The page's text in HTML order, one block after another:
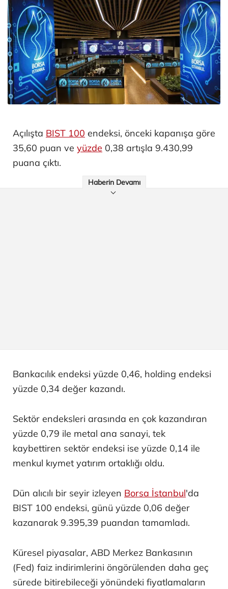
Açılışta BIST 100 endeksi, önceki kapanışa göre
35,60 puan ve yüzde 0,38 artışla 9.430,99
puana çıktı.
Haberin Devamı
Bankacılık endeksi yüzde 0,46, holding endeksi
yüzde 0,34 değer kazandı.
Sektör endeksleri arasında en çok kazandıran
yüzde 0,79 ile metal ana sanayi, tek
kaybettiren sektör endeksi ise yüzde 0,14 ile
menkul kıymet yatırım ortaklığı oldu.
Dün alıcılı bir seyir izleyen Borsa İstanbul'da
BIST 100 endeksi, günü yüzde 0,06 değer
kazanarak 9.395,39 puandan tamamladı.
Küresel piyasalar, ABD Merkez Bankasının
(Fed) faiz indirimlerini öngörülenden daha geç
sürede bitirebileceği yönündeki fiyatlamaların